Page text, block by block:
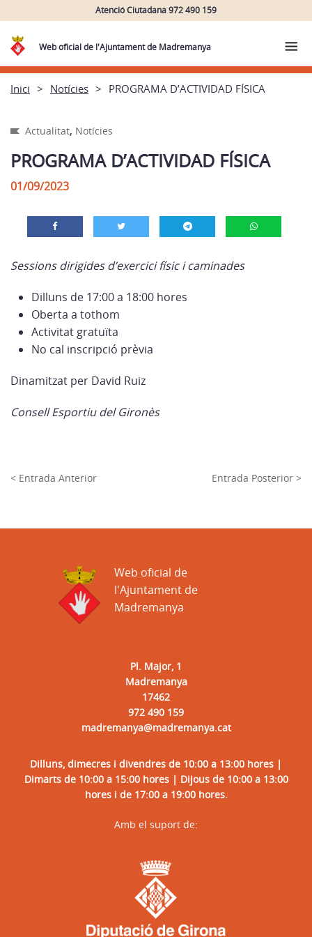
Atenció Ciutadana 972 490 159
Web oficial de l'Ajuntament de Madremanya
Inici Notícies PROGRAMA D’ACTIVIDAD FÍSICA
Actualitat, Notícies
PROGRAMA D’ACTIVIDAD FÍSICA
01/09/2023
Sessions dirigides d’exercici físic i caminades
Dilluns de 17:00 a 18:00 hores
Oberta a tothom
Activitat gratuïta
No cal inscripció prèvia
Dinamitzat per David Ruiz
Consell Esportiu del Gironès
< Entrada Anterior Entrada Posterior >
Pl. Major, 1
Madremanya
17462
972 490 159
madremanya@madremanya.cat
Dilluns, dimecres i divendres de 10:00 a 13:00 hores |
Dimarts de 10:00 a 15:00 hores | Dijous de 10:00 a 13:00
hores i de 17:00 a 19:00 hores.
Web oficial de
l'Ajuntament de
Madremanya
Amb el suport de: